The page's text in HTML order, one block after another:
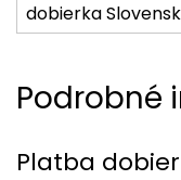
dobierka
Podrobné
Platba